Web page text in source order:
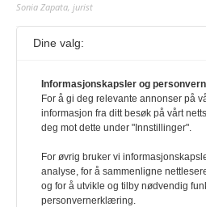
Sonia Zapata, jurist
117,8 millioner er på flukt, en
1. august 2026
Ville ha tilsvart verdens trettende største
denne må du ha abonnement Logg inn
også egne abonnementer for
Redaksjonen
Dine valg:
Informasjonskapsler og personvern
For å gi deg relevante annonser på
informasjon fra ditt besøk på vårt
deg mot dette under "Innstillinger".
For øvrig bruker vi
analyse, for å sammenligne
og for å utvikle og tilby nødvendig
personvernerklæring.